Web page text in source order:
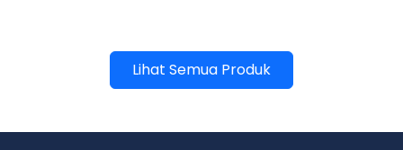
Lihat Semua Produk